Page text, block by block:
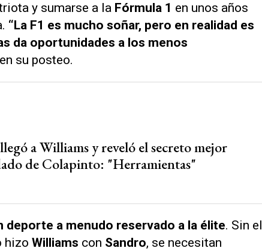
y sumarse a la Fórmula 1 en unos años
“La F1 es mucho soñar, pero en realidad es
da oportunidades a los menos
en su posteo.
a Williams y reveló el secreto mejor
de Colapinto: "Herramientas"
deporte a menudo reservado a la élite. Sin el
hizo Williams con Sandro, se necesitan